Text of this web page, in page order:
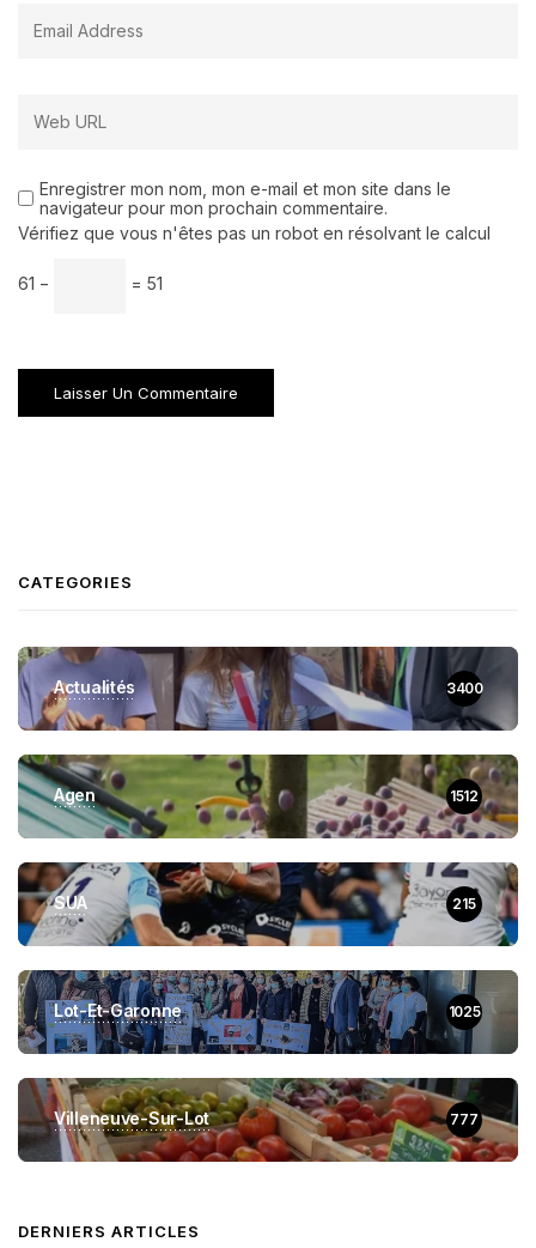
Enregistrer mon nom, mon e-mail et mon site dans le
navigateur pour mon prochain commentaire.
Vérifiez que vous n'êtes pas un robot en résolvant le calcul
61 − = 51
CATEGORIES
Actualités 3400
Agen 1512
SUA 215
Lot-Et-Garonne 1025
Villeneuve-Sur-Lot 777
DERNIERS ARTICLES